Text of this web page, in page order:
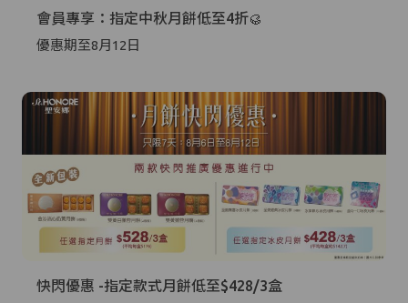
會員專享：指定中秋月餅低至4折🥮
優惠期至8月12日
快閃優惠 -指定款式月餅低至$428/3盒